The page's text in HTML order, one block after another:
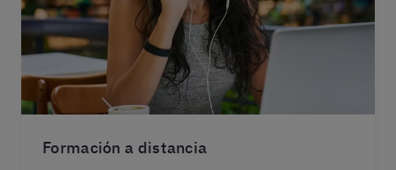
Formación a distancia